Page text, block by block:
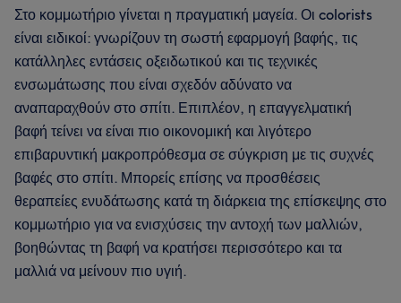
Στο κομμωτήριο γίνεται η πραγματική μαγεία. Οι colorists
είναι ειδικοί: γνωρίζουν τη σωστή εφαρμογή βαφής, τις
κατάλληλες εντάσεις οξειδωτικού και τις τεχνικές
ενσωμάτωσης που είναι σχεδόν αδύνατο να
αναπαραχθούν στο σπίτι. Επιπλέον, η επαγγελματική
βαφή τείνει να είναι πιο οικονομική και λιγότερο
επιβαρυντική μακροπρόθεσμα σε σύγκριση με τις συχνές
βαφές στο σπίτι. Μπορείς επίσης να προσθέσεις
θεραπείες ενυδάτωσης κατά τη διάρκεια της επίσκεψης στο
κομμωτήριο για να ενισχύσεις την αντοχή των μαλλιών,
βοηθώντας τη βαφή να κρατήσει περισσότερο και τα
μαλλιά να μείνουν πιο υγιή.